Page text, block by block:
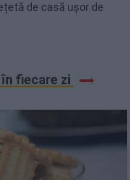
de casă ușor de
fiecare zi